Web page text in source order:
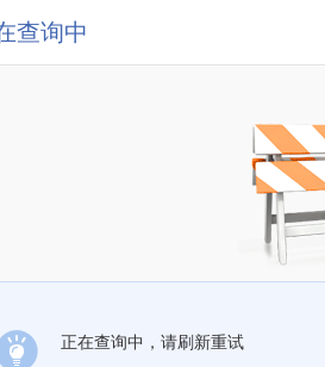
查询中
正在查询中，请刷新重试